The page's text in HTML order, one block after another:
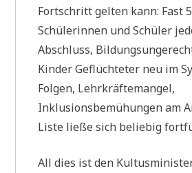
Fortschritt gelten kann: Fast
Schülerinnen und Schüler
Abschluss,
Kinder Geflüchteter neu im
Folgen, Lehrkräftemangel,
Inklusionsbemühungen am
Liste ließe sich beliebig
All dies ist den